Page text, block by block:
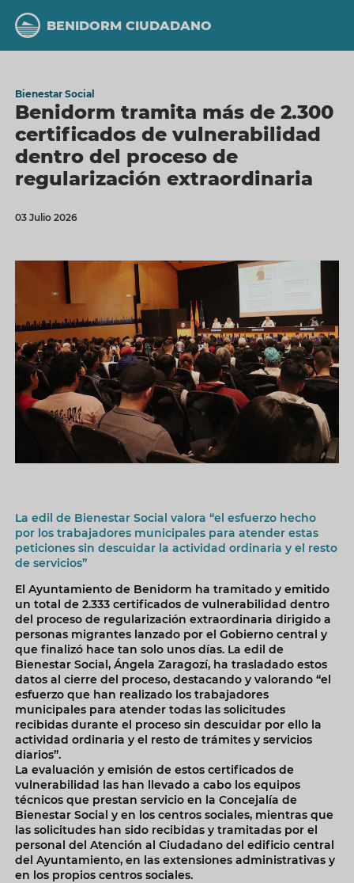
contenido
principal
BENIDORM CIUDADANO
Bienestar Social
Benidorm tramita más de 2.300
certificados de vulnerabilidad
dentro del proceso de
regularización extraordinaria
03 Julio 2026
La edil de Bienestar Social valora “el esfuerzo hecho
por los trabajadores municipales para atender estas
peticiones sin descuidar la actividad ordinaria y el resto
de servicios”
El Ayuntamiento de Benidorm ha tramitado y emitido
un total de 2.333 certificados de vulnerabilidad dentro
del proceso de regularización extraordinaria dirigido a
personas migrantes lanzado por el Gobierno central y
que finalizó hace tan solo unos días. La edil de
Bienestar Social, Ángela Zaragozí, ha trasladado estos
datos al cierre del proceso, destacando y valorando “el
esfuerzo que han realizado los trabajadores
municipales para atender todas las solicitudes
recibidas durante el proceso sin descuidar por ello la
actividad ordinaria y el resto de trámites y servicios
diarios”.
La evaluación y emisión de estos certificados de
vulnerabilidad las han llevado a cabo los equipos
técnicos que prestan servicio en la Concejalía de
Bienestar Social y en los centros sociales, mientras que
las solicitudes han sido recibidas y tramitadas por el
personal del Atención al Ciudadano del edificio central
del Ayuntamiento, en las extensiones administrativas y
en los propios centros sociales.